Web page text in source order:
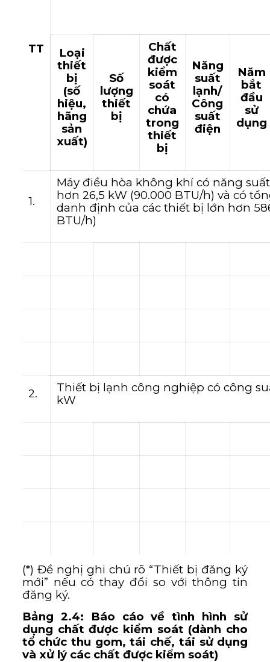
TT
Loại
thiết
bị
(số
hiệu,
hãng
sản
xuất)
Số
lượng
thiết
bị
Chất
được
kiểm
soát
có
chứa
trong
thiết
bị
Năng
suất
lạnh/
Công
suất
điện
Năm
bắt
đầu
sử
dụng
1.
Máy điều hòa không khí có năng
hơn 26,5 kW (90.000 BTU/h) và có
danh định của các thiết bị lớn hơn
BTU/h)
2.
Thiết bị lạnh công nghiệp có công
kW
(*) Đề nghị ghi chú rõ “Thiết bị đăng ký
mới” nếu có thay đổi so với thông tin
đăng ký.
Bảng 2.4: Báo cáo về tình hình sử
dụng chất được kiểm soát (dành cho
tổ chức thu gom, tái chế, tái sử dụng
và xử lý các chất được kiểm soát)